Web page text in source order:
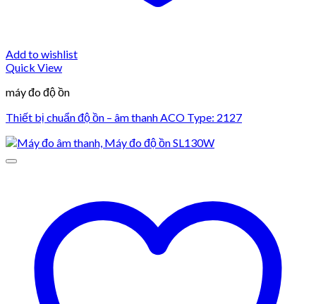
Add to wishlist
Quick View
máy đo độ ồn
Thiết bị chuẩn độ ồn – âm thanh ACO Type: 2127